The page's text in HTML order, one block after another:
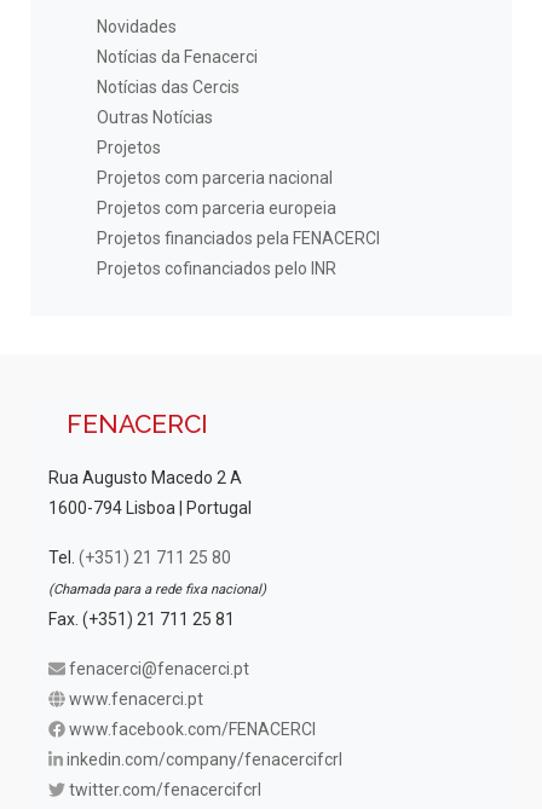
Novidades
Notícias da Fenacerci
Notícias das Cercis
Outras Notícias
Projetos
Projetos com parceria nacional
Projetos com parceria europeia
Projetos financiados pela FENACERCI
Projetos cofinanciados pelo INR
FENACERCI
Rua Augusto Macedo 2 A
1600-794 Lisboa | Portugal
Tel. (+351) 21 711 25 80
(Chamada para a rede fixa nacional)
Fax. (+351) 21 711 25 81
fenacerci@fenacerci.pt
www.fenacerci.pt
www.facebook.com/FENACERCI
inkedin.com/company/fenacercifcrl
twitter.com/fenacercifcrl